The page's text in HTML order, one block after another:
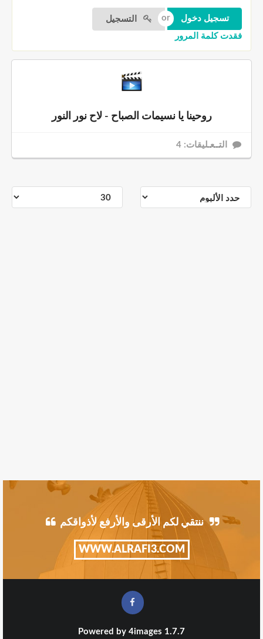
التسجيل
فقدت كلمة المرور
روحينا يا نسيمات الصباح - لاح نور النور
التــعـليقات: 4
ننتقي لكم الأرقى والأرفع لأذواقكم
WWW.ALRAFI3.COM
Powered by 4images 1.7.7